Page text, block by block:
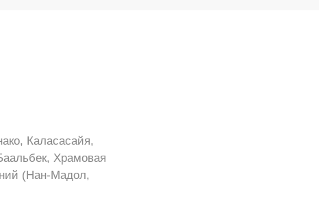
Каласасайя,
Храмовая
(Нан-Мадол,